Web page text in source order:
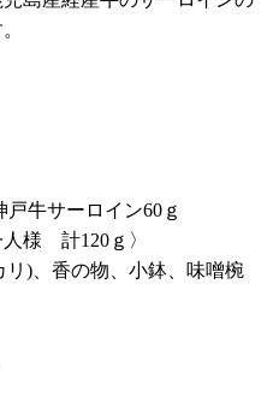
牛サーロイン60ｇ
様 計120ｇ〉
)、香の物、小鉢、味噌椀